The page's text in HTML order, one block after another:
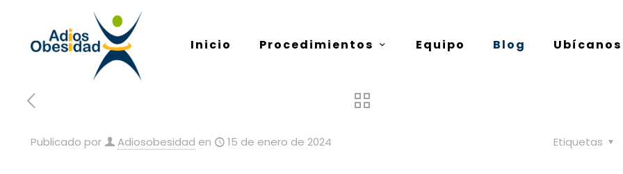
Inicio Procedimientos Equipo Blog Ubícanos
Publicado por Adiosobesidad en 15 de enero de 2024 Etiquetas